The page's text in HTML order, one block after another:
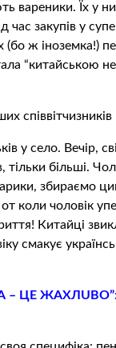
вареники. Їх у
закупів у
(бо ж іноземка!)
“китайською
у село. Вечір,
більші.
збираємо
коли чоловік
Китайці
смакує
ЦЕ